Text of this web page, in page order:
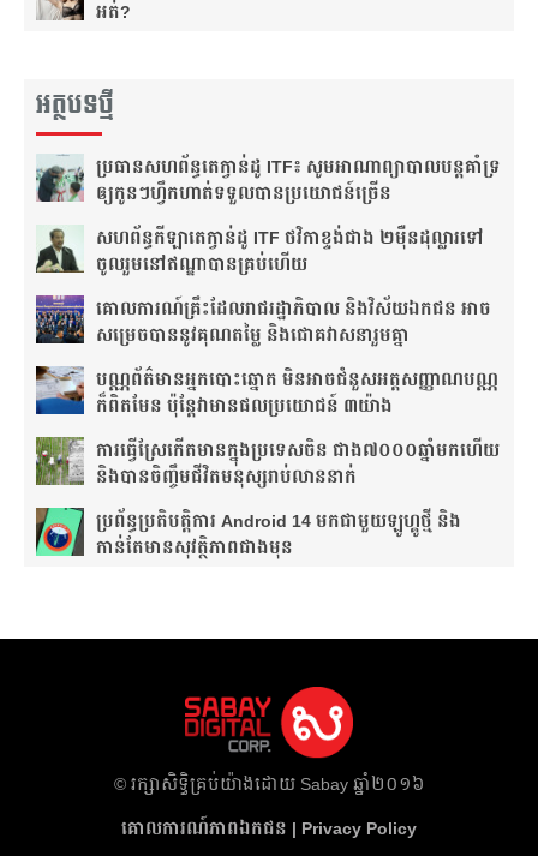
អត់?
អត្ថបទថ្មី
ប្រធាន​សហព័ន្ធ​តេក្វាន់ដូ​ ITF៖​ សូម​អាណាព្យាបាល​បន្ត​គាំទ្រ​
ឲ្យ​កូនៗ​ហ្វឹកហាត់​ទទួលបាន​ប្រយោជន៍​ច្រើន​
សហព័ន្ធ​កីឡាតេក្វាន់ដូ​ ITF​ ថវិកា​ខ្ទង់​ជាង​ ២ម៉ឺន​ដុល្លារ​ទៅ​
ចូលរួម​នៅ​ឥណ្ឌា​បាន​គ្រប់​ហើយ​
គោលការណ៍គ្រឹះ​ដែល​រាជរដ្ឋាភិបាល និងវិស័យឯកជន អាច​
សម្រេចបាននូវគុណតម្លៃ និងជោគវាសនារួមគ្នា
បណ្ណ​ព័ត៌មាន​អ្នកបោះឆ្នោត មិនអាចជំនួសអត្តសញ្ញាណបណ្ណ
ក៏ពិតមែន ប៉ុន្តែវាមានផលប្រយោជន៍ ៣យ៉ាង
ការ​ធ្វើ​ស្រែ​កើត​មាន​ក្នុង​ប្រទេស​ចិន​ ជាង​៧​០០០​ឆ្នាំ​មក​ហើយ
និងបានចិញ្ចឹមជីវិតមនុស្សរាប់លាននាក់
ប្រព័ន្ធប្រតិបត្តិការ Android 14 មកជាមួយឡូហ្គូថ្មី និង​
កាន់តែ​មានសុវត្ថិភាព​ជាងមុន
​© រក្សា​សិទ្ធិ​គ្រប់​យ៉ាង​ដោយ​ Sabay ឆ្នាំ​២០១៦
គោលការណ៍​ភាព​ឯកជន | Privacy Policy